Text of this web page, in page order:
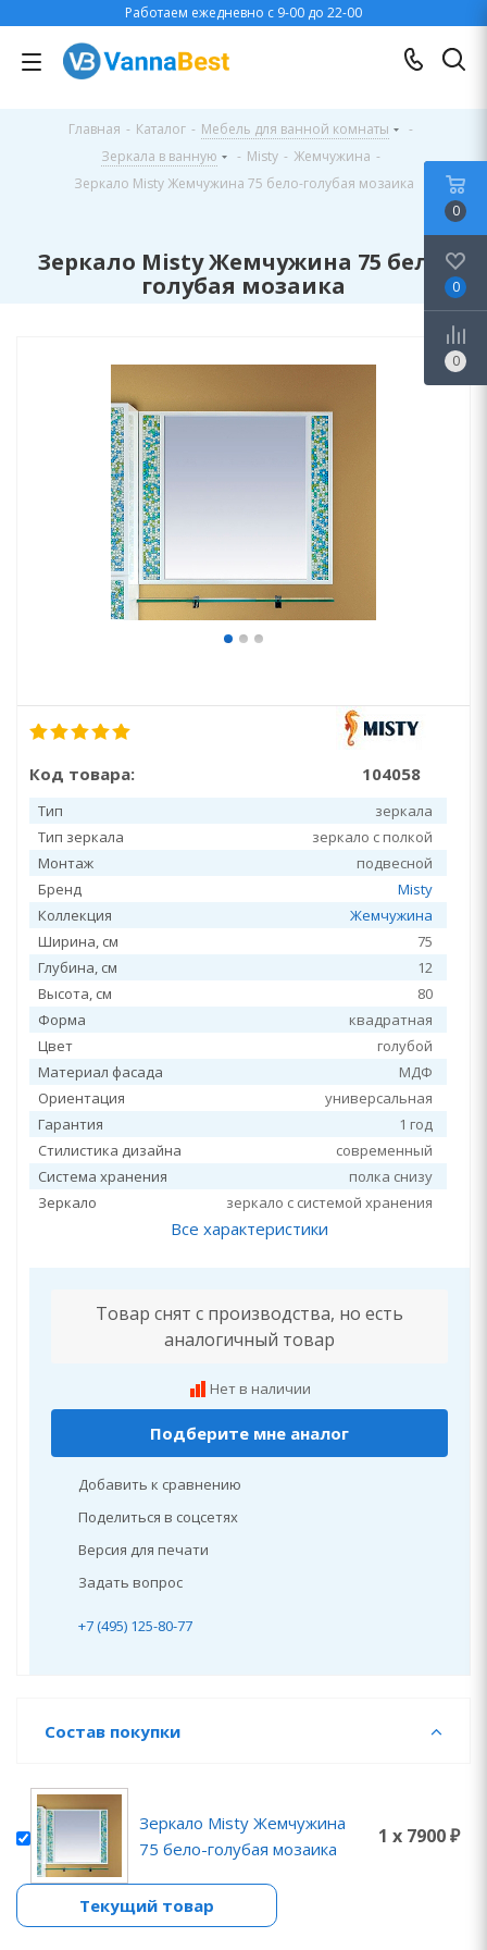
Работаем ежедневно с 9-00 до 22-00
Главная - Каталог - Мебель для ванной комнаты
-
Зеркала в ванную
- Misty - Жемчужина -
Зеркало Misty Жемчужина 75 бело-голубая мозаика
Зеркало Misty Жемчужина 75 бело-
голубая мозаика
Код товара: 104058
Тип
зеркала
Тип зеркала
зеркало с полкой
Монтаж
подвесной
Бренд
Misty
Коллекция
Жемчужина
Ширина, см
75
Глубина, см
12
Высота, см
80
Форма
квадратная
Цвет
голубой
Материал фасада
МДФ
Ориентация
универсальная
Гарантия
1 год
Стилистика дизайна
современный
Система хранения
полка снизу
Зеркало
зеркало с системой хранения
Все характеристики
Товар снят с производства, но есть
аналогичный товар
Нет в наличии
Подберите мне аналог
Добавить к сравнению
Поделиться в соцсетях
Версия для печати
Задать вопрос
+7 (495) 125-80-77
Состав покупки
Зеркало Misty Жемчужина
75 бело-голубая мозаика
1 x 7900 ₽
Текущий товар
0
0
0